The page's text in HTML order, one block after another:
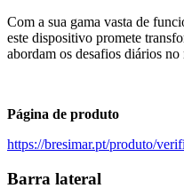
Com a sua gama vasta de
este dispositivo promete
abordam os desafios diários
Página de produto
https://bresimar.pt/produto/
Barra lateral